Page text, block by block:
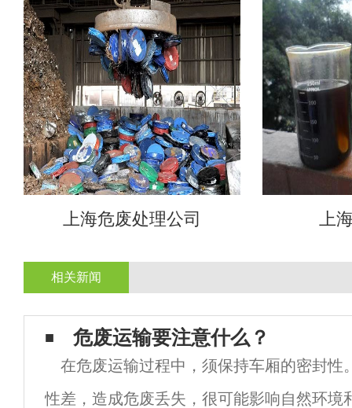
上海危废处理公司 上
相关新闻
危废运输要注意什么？
在危废运输过程中，须保持车厢的密封性
性差，造成危废丢失，很可能影响自然环境